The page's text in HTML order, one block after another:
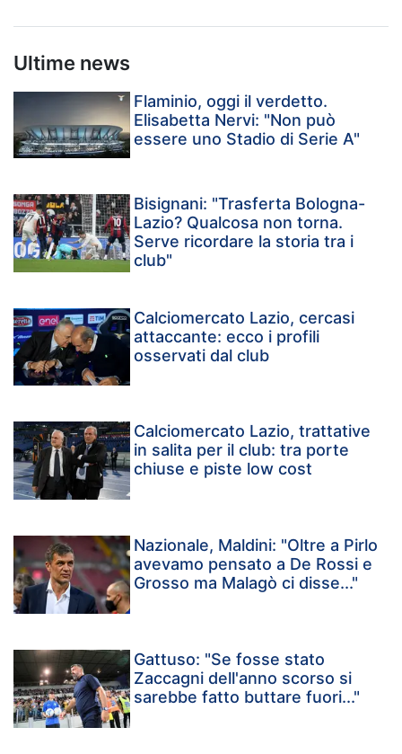
Ultime news
Flaminio, oggi il verdetto.
Elisabetta Nervi: "Non può
essere uno Stadio di Serie A"
Bisignani: "Trasferta Bologna-
Lazio? Qualcosa non torna.
Serve ricordare la storia tra i
club"
Calciomercato Lazio, cercasi
attaccante: ecco i profili
osservati dal club
Calciomercato Lazio, trattative
in salita per il club: tra porte
chiuse e piste low cost
Nazionale, Maldini: "Oltre a Pirlo
avevamo pensato a De Rossi e
Grosso ma Malagò ci disse..."
Gattuso: "Se fosse stato
Zaccagni dell'anno scorso si
sarebbe fatto buttare fuori..."